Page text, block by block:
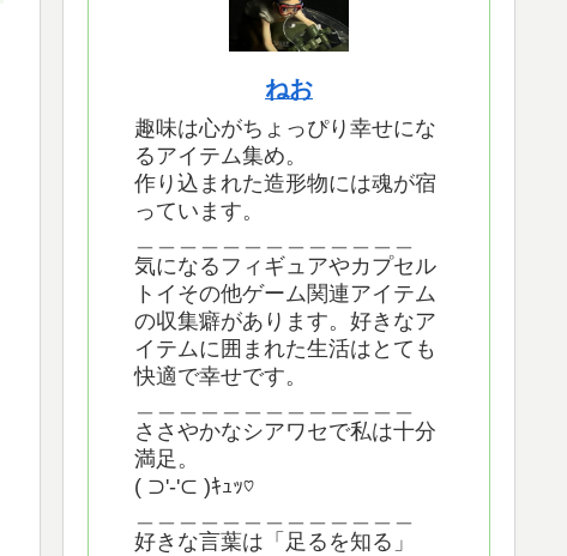
ねお
趣味は心がちょっぴり幸せにな
るアイテム集め。
作り込まれた造形物には魂が宿
っています。
気になるフィギュアやカプセル
トイその他ゲーム関連アイテム
の収集癖があります。好きなア
イテムに囲まれた生活はとても
快適で幸せです。
ささやかなシアワセで私は十分
満足。
( ⊃'-'⊂ )ｷｭｯ♡
好きな言葉は「足るを知る」